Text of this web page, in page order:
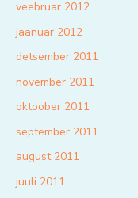
veebruar 2012
jaanuar 2012
detsember 2011
november 2011
oktoober 2011
september 2011
august 2011
juuli 2011